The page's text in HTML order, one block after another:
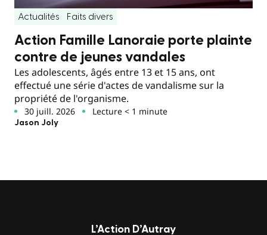
Actualités Faits divers
Action Famille Lanoraie porte plainte
contre de jeunes vandales
Les adolescents, âgés entre 13 et 15 ans, ont
effectué une série d'actes de vandalisme sur la
propriété de l'organisme.
30 juill. 2026 Lecture < 1 minute
Jason Joly
L’Action D’Autray